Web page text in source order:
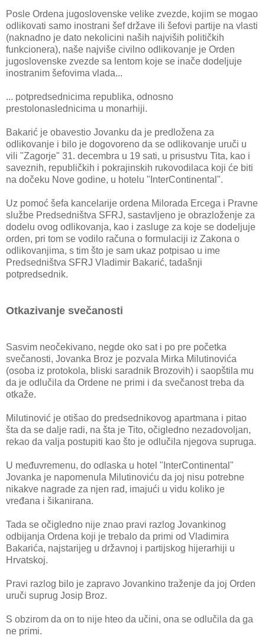
Posle Ordena jugoslovenske velike zvezde, kojim se mogao
odlikovati samo inostrani šef države ili šefovi partije na vlasti
(naknadno je dato nekolicini naših najviših političkih
funkcionera), naše najviše civilno odlikovanje je Orden
jugoslovenske zvezde sa lentom koje se inače dodeljuje
inostranim šefovima vlada...
... potpredsednicima republika, odnosno
prestolonaslednicima u monarhiji.
Bakarić je obavestio Jovanku da je predložena za
odlikovanje i bilo je dogovoreno da se odlikovanje uruči u
vili "Zagorje" 31. decembra u 19 sati, u prisustvu Tita, kao i
saveznih, republičkih i pokrajinskih rukovodilaca koji će biti
na dočeku Nove godine, u hotelu "InterContinental".
Uz pomoć šefa kancelarije ordena Milorada Ercega i Pravne
službe Predsedništva SFRJ, sastavljeno je obrazloženje za
dodelu ovog odlikovanja, kao i zasluge za koje se dodeljuje
orden, pri tom se vodilo računa o formulaciji iz Zakona o
odlikovanjima, s tim što je sam ukaz potpisao u ime
Predsedništva SFRJ Vladimir Bakarić, tadašnji
potpredsednik.
Otkazivanje svečanosti
Sasvim neočekivano, negde oko sat i po pre početka
svečanosti, Jovanka Broz je pozvala Mirka Milutinovića
(osoba iz protokola, bliski saradnik Brozovih) i saopštila mu
da je odlučila da Ordene ne primi i da svečanost treba da
otkaže.
Milutinović je otišao do predsednikovog apartmana i pitao
šta da se dalje radi, na šta je Tito, očigledno nezadovoljan,
rekao da valja postupiti kao što je odlučila njegova supruga.
U međuvremenu, do odlaska u hotel "InterContinental"
Jovanka je napomenula Milutinoviću da joj nisu potrebne
nikakve nagrade za njen rad, imajući u vidu koliko je
vređana i šikanirana.
Tada se očigledno nije znao pravi razlog Jovankinog
odbijanja Ordena koji je trebalo da primi od Vladimira
Bakarića, najstarijeg u državnoj i partijskog hijerarhiji u
Hrvatskoj.
Pravi razlog bilo je zapravo Jovankino traženje da joj Orden
uruči suprug Josip Broz.
S obzirom da on to nije hteo da učini, ona se odlučila da ga
ne primi.